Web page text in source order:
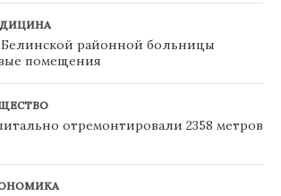
районной больницы
помещения
отремонтировали 2358 метров